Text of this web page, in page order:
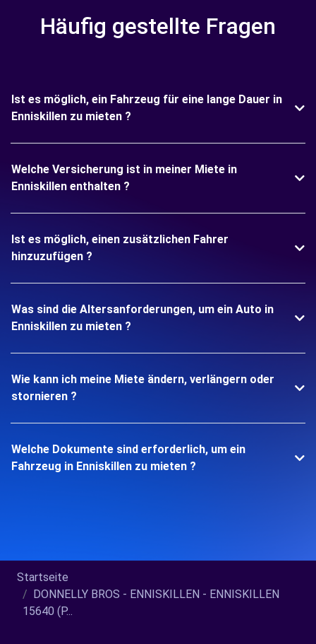
Häufig gestellte Fragen
Ist es möglich, ein Fahrzeug für eine lange Dauer in
Enniskillen zu mieten ?
Welche Versicherung ist in meiner Miete in
Enniskillen enthalten ?
Ist es möglich, einen zusätzlichen Fahrer
hinzuzufügen ?
Was sind die Altersanforderungen, um ein Auto in
Enniskillen zu mieten ?
Wie kann ich meine Miete ändern, verlängern oder
stornieren ?
Welche Dokumente sind erforderlich, um ein
Fahrzeug in Enniskillen zu mieten ?
Startseite
DONNELLY BROS - ENNISKILLEN - ENNISKILLEN
15640 (P...